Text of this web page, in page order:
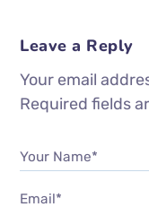
Leave a Reply
Your email
Required fields
Your Name*
Email*